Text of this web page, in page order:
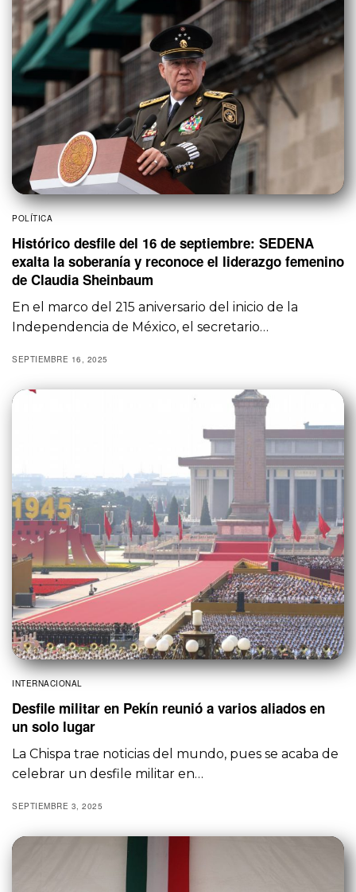
POLÍTICA
Histórico desfile del 16 de septiembre: SEDENA
exalta la soberanía y reconoce el liderazgo femenino
de Claudia Sheinbaum
En el marco del 215 aniversario del inicio de la
Independencia de México, el secretario…
SEPTIEMBRE 16, 2025
INTERNACIONAL
Desfile militar en Pekín reunió a varios aliados en
un solo lugar
La Chispa trae noticias del mundo, pues se acaba de
celebrar un desfile militar en…
SEPTIEMBRE 3, 2025